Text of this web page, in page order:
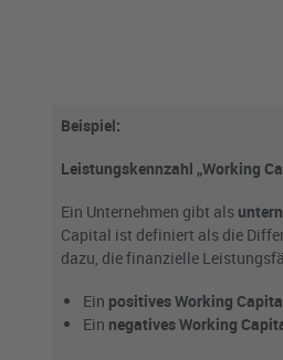
Beispiel:
Leistungskennzahl „Working
Ein Unternehmen gibt als
Capital ist definiert als die
dazu, die finanzielle
Ein positives Working
Ein negatives Working